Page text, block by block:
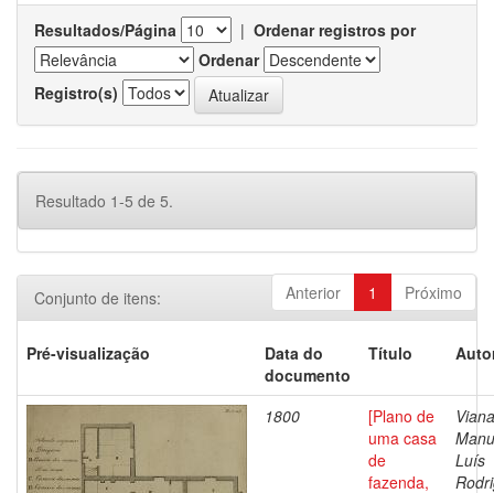
Resultados/Página | Ordenar registros por
Ordenar
Registro(s)
Resultado 1-5 de 5.
Anterior 1 Próximo
Conjunto de itens:
Pré-visualização
Data do
documento
Título
1800
[Plano de
uma casa
de
fazenda,
Luís